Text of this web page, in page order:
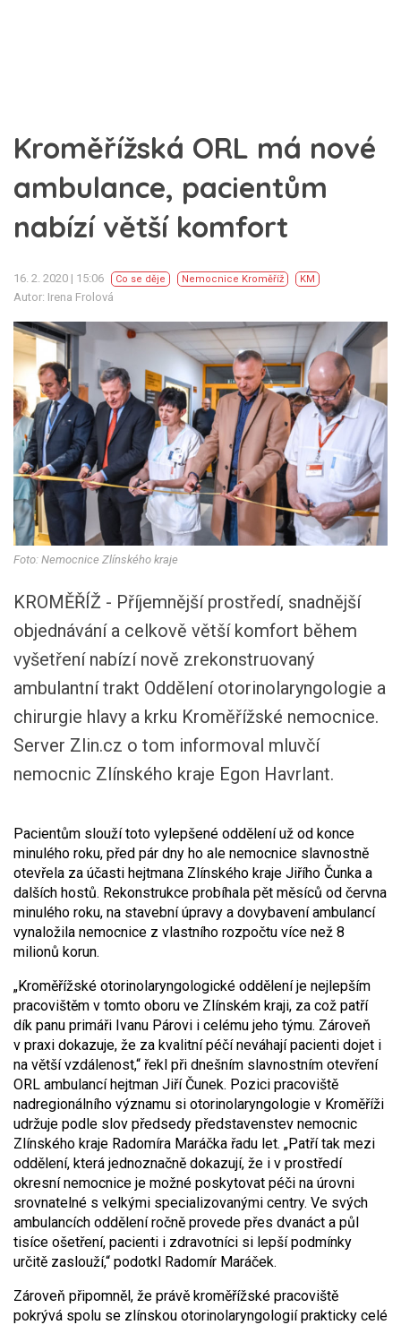
Kroměřížská ORL má nové
ambulance, pacientům
nabízí větší komfort
16. 2. 2020 | 15:06 Co se děje Nemocnice Kroměříž KM
Autor: Irena Frolová
Foto: Nemocnice Zlínského kraje
KROMĚŘÍŽ - Příjemnější prostředí, snadnější
objednávání a celkově větší komfort během
vyšetření nabízí nově zrekonstruovaný
ambulantní trakt Oddělení otorinolaryngologie a
chirurgie hlavy a krku Kroměřížské nemocnice.
Server Zlin.cz o tom informoval mluvčí
nemocnic Zlínského kraje Egon Havrlant.
Pacientům slouží toto vylepšené oddělení už od konce
minulého roku, před pár dny ho ale nemocnice slavnostně
otevřela za účasti hejtmana Zlínského kraje Jiřího Čunka a
dalších hostů. Rekonstrukce probíhala pět měsíců od června
minulého roku, na stavební úpravy a dovybavení ambulancí
vynaložila nemocnice z vlastního rozpočtu více než 8
milionů korun.
„Kroměřížské otorinolaryngologické oddělení je nejlepším
pracovištěm v tomto oboru ve Zlínském kraji, za což patří
dík panu primáři Ivanu Párovi i celému jeho týmu. Zároveň
v praxi dokazuje, že za kvalitní péčí neváhají pacienti dojet i
na větší vzdálenost,“ řekl při dnešním slavnostním otevření
ORL ambulancí hejtman Jiří Čunek. Pozici pracoviště
nadregionálního významu si otorinolaryngologie v Kroměříži
udržuje podle slov předsedy představenstev nemocnic
Zlínského kraje Radomíra Maráčka řadu let. „Patří tak mezi
oddělení, která jednoznačně dokazují, že i v prostředí
okresní nemocnice je možné poskytovat péči na úrovni
srovnatelné s velkými specializovanými centry. Ve svých
ambulancích oddělení ročně provede přes dvanáct a půl
tisíce ošetření, pacienti i zdravotníci si lepší podmínky
určitě zaslouží,“ podotkl Radomír Maráček.
Zároveň připomněl, že právě kroměřížské pracoviště
pokrývá spolu se zlínskou otorinolaryngologií prakticky celé